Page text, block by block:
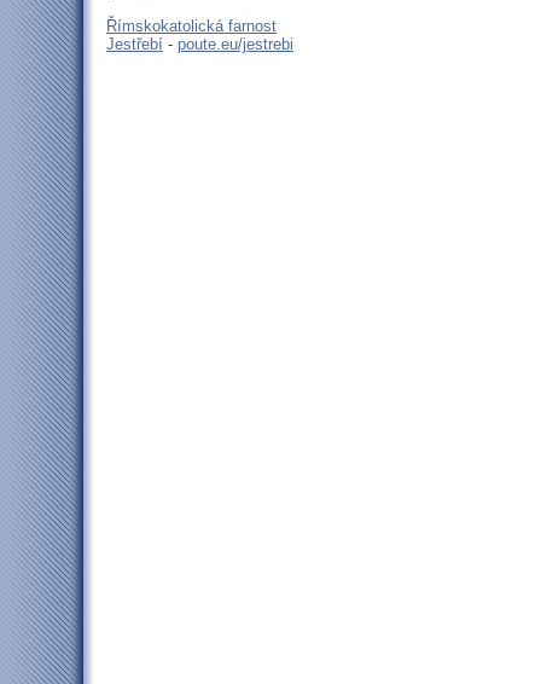
Římskokatolická farnost
Jestřebí - poute.eu/jestrebi